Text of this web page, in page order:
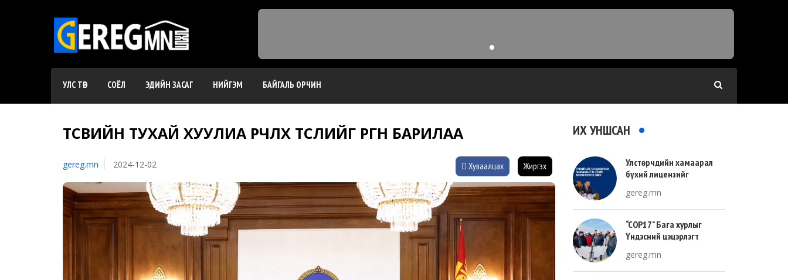
УЛС ТӨР СОЁЛ ЭДИЙН ЗАСАГ НИЙГЭМ БАЙГАЛЬ ОРЧИН
ТӨСВИЙН ТУХАЙ ХУУЛИА ӨӨРЧЛӨХ ТӨСЛИЙГ ӨРГӨН БАРИЛАА
gereg.mn 2024-12-02 Хуваалцах Жиргэх
ИХ УНШСАН
Улстөрчдийн хамаарал
бүхий лицензийг
gereg.mn
“COP17” Бага хурлыг
Үндэсний цэцэрлэгт
зохион байгуулна
gereg.mn